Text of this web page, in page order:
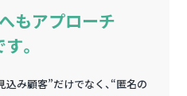
もアプローチ
。
込み顧客”だけでなく、“匿名の